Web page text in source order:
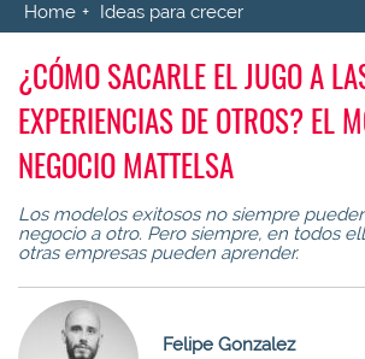
Home Ideas para crecer
¿CÓMO SACARLE EL JUGO A
EXPERIENCIAS DE OTROS? EL
NEGOCIO MATTELSA
Los modelos exitosos no siempre
negocio a otro. Pero siempre, en todos
otras empresas pueden aprender.
Felipe Gonzalez